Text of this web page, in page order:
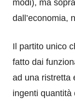
modi), ma
dall’economia,
Il partito unico
fatto dai
ad una ristretta
ingenti quantità